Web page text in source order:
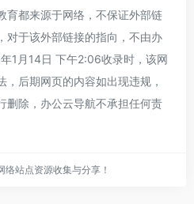
育都来源于网络，不保证外部链
对于该外部链接的指向，不由办
1月14日 下午2:06收录时，该网
后期网页的内容如出现违规，
删除，办公云导航不承担任何责
站点资源收集与分享！